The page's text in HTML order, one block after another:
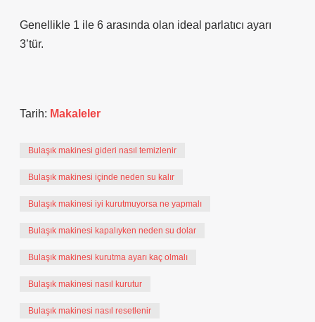
Genellikle 1 ile 6 arasında olan ideal parlatıcı ayarı
3’tür.
Tarih: Makaleler
Bulaşık makinesi gideri nasıl temizlenir
Bulaşık makinesi içinde neden su kalır
Bulaşık makinesi iyi kurutmuyorsa ne yapmalı
Bulaşık makinesi kapalıyken neden su dolar
Bulaşık makinesi kurutma ayarı kaç olmalı
Bulaşık makinesi nasıl kurutur
Bulaşık makinesi nasıl resetlenir